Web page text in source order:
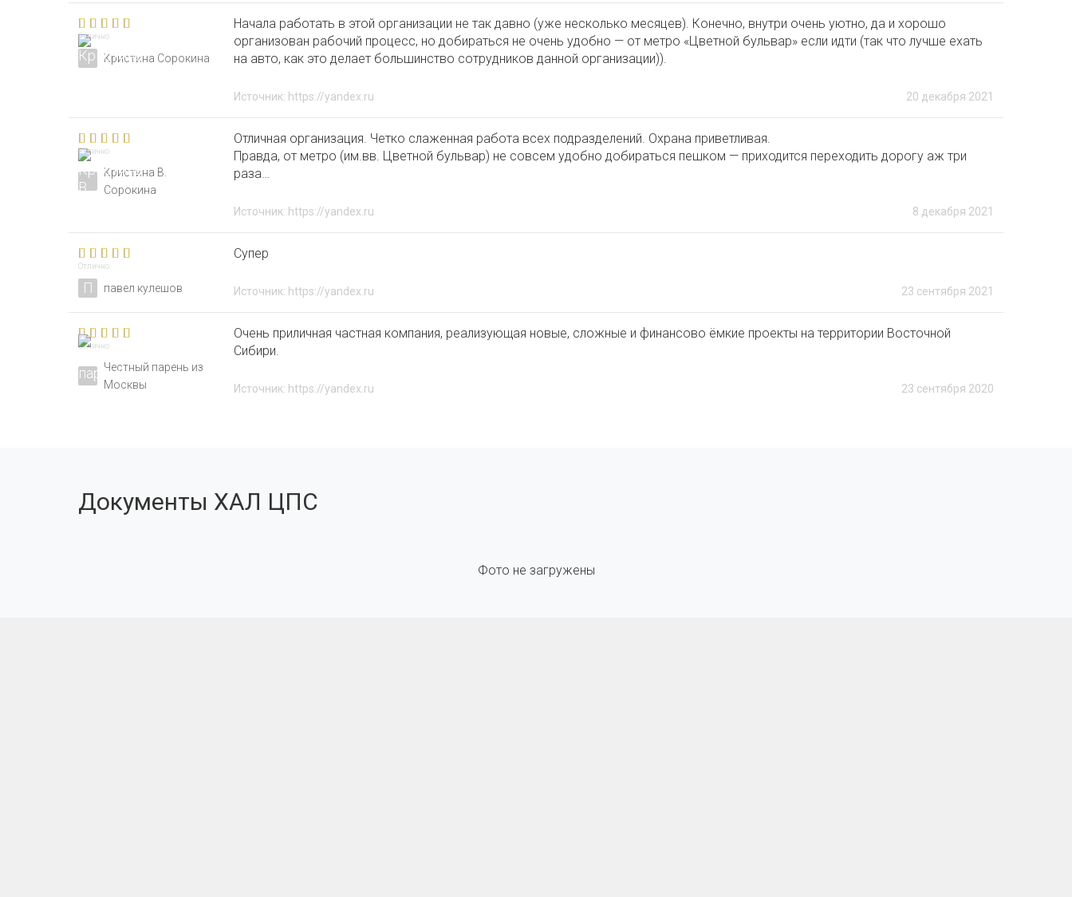
Отлично
Кристина Сорокина
Начала работать в этой организации не так давно (уже несколько месяцев). Конечно, внутри очень уютно, да и хорошо
организован рабочий процесс, но добираться не очень удобно — от метро «Цветной бульвар» если идти (так что лучше ехать
на авто, как это делает большинство сотрудников данной организации)).
20 декабря 2021
Источник: https://yandex.ru
Отлично
Кристина В.
Сорокина
Отличная организация. Четко слаженная работа всех подразделений. Охрана приветливая.
Правда, от метро (им.вв. Цветной бульвар) не совсем удобно добираться пешком — приходится переходить дорогу аж три
раза…
8 декабря 2021
Источник: https://yandex.ru
Отлично
П павел кулешов
Супер
23 сентября 2021
Источник: https://yandex.ru
Отлично
Честный парень из
Москвы
Очень приличная частная компания, реализующая новые, сложные и финансово ёмкие проекты на территории Восточной
Сибири.
23 сентября 2020
Источник: https://yandex.ru
Документы ХАЛ ЦПС
Фото не загружены